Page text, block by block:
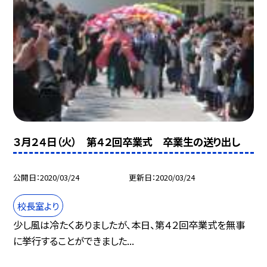
３月２４日（火） 第４２回卒業式 卒業生の送り出し
公開日 2020/03/24 更新日 2020/03/24
校長室より
少し風は冷たくありましたが、本日、第４２回卒業式を無事
に挙行することができました...